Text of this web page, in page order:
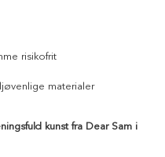
risikofrit
materialer
kunst fra Dear Sam i